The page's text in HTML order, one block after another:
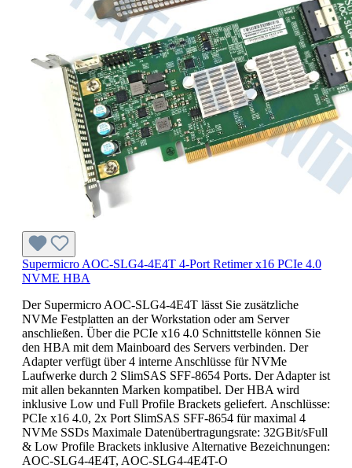
Supermicro AOC-SLG4-4E4T 4-Port Retimer x16 PCIe 4.0
NVME HBA
Der Supermicro AOC-SLG4-4E4T lässt Sie zusätzliche
NVMe Festplatten an der Workstation oder am Server
anschließen. Über die PCIe x16 4.0 Schnittstelle können Sie
den HBA mit dem Mainboard des Servers verbinden. Der
Adapter verfügt über 4 interne Anschlüsse für NVMe
Laufwerke durch 2 SlimSAS SFF-8654 Ports. Der Adapter ist
mit allen bekannten Marken kompatibel. Der HBA wird
inklusive Low und Full Profile Brackets geliefert. Anschlüsse:
PCIe x16 4.0, 2x Port SlimSAS SFF-8654 für maximal 4
NVMe SSDs Maximale Datenübertragungsrate: 32GBit/sFull
& Low Profile Brackets inklusive Alternative Bezeichnungen:
AOC-SLG4-4E4T, AOC-SLG4-4E4T-O